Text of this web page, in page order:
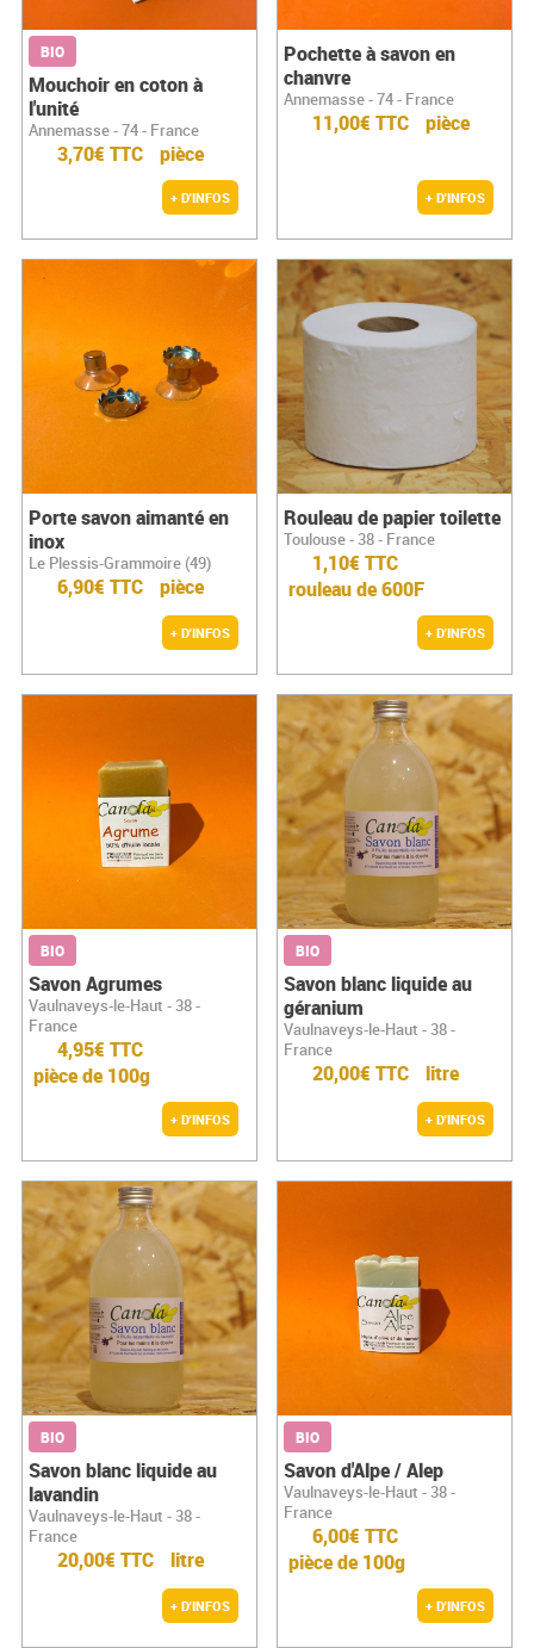
BIO
Mouchoir en coton à
l'unité
Annemasse - 74 - France
3,70€ TTC pièce
+ D'INFOS
Pochette à savon en
chanvre
Annemasse - 74 - France
11,00€ TTC pièce
+ D'INFOS
Porte savon aimanté en
inox
Le Plessis-Grammoire (49)
6,90€ TTC pièce
+ D'INFOS
Rouleau de papier toilette
Toulouse - 38 - France
1,10€ TTC
rouleau de 600F
+ D'INFOS
BIO
Savon Agrumes
Vaulnaveys-le-Haut - 38 -
France
4,95€ TTC
pièce de 100g
+ D'INFOS
BIO
Savon blanc liquide au
géranium
Vaulnaveys-le-Haut - 38 -
France
20,00€ TTC litre
+ D'INFOS
BIO
Savon blanc liquide au
lavandin
Vaulnaveys-le-Haut - 38 -
France
20,00€ TTC litre
+ D'INFOS
BIO
Savon d'Alpe / Alep
Vaulnaveys-le-Haut - 38 -
France
6,00€ TTC
pièce de 100g
+ D'INFOS